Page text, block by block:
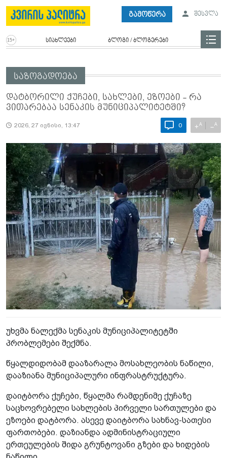
გამოწერა შესვლა
სიახლეები ბლოგი / ბლოგერები
საზოგადოება
დატბორილი ქუჩები, სახლები, ეზოები - რა
ვითარებაა სენაკის მუნიციპალიტეტში?
2026, 27 ივნისი, 13:47 0 +A −A
უხვმა ნალექმა სენაკის მუნიციპალიტეტში
პრობლემები შექმნა.
წყალდიდობამ დააზარალა მოსახლეობის ნაწილი,
დააზიანა მუნიციპალური ინფრასტრუქტურა.
დაიტბორა ქუჩები, წყალმა რამდენიმე ქუჩაზე
საცხოვრებელი სახლების პირველი სართულები და
ეზოები დატბორა. ასევე დაიტბორა სახნავ-სათესი
ფართობები. დაზიანდა ადმინისტრაციული
ერთეულების შიდა გრუნტოვანი გზები და ხიდების